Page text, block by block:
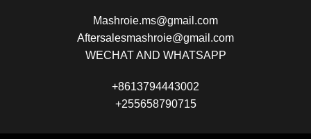
Mashroie.ms@gmail.com
Aftersalesmashroie@gmail.com
WECHAT AND WHATSAPP
+8613794443002
+255658790715